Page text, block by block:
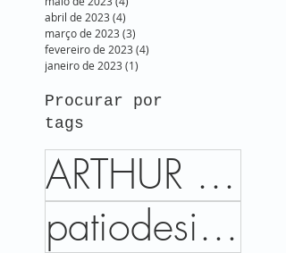
abril de 2023 (4)
março de 2023 (3)
fevereiro de 2023 (4)
janeiro de 2023 (1)
Procurar por
tags
ARTHUR DECOR
patiodesign